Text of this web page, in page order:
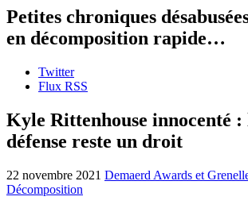
Petites chroniques
en décomposition rapide…
Twitter
Flux RSS
Kyle Rittenhouse innocenté
défense reste un droit
22 novembre 2021 Demaerd Awards et
Décomposition